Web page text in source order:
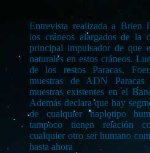
Entrevista realizada a Brien
los cráneos alargados de la
principal impulsador de que
naturales en estos cráneos.
de los restos Paracas,
muestras de ADN
muestras existentes en el
Además declara que hay
de cualquier haplotipo
tampoco tienen relación
cualquier otro ser humano
hasta ahora